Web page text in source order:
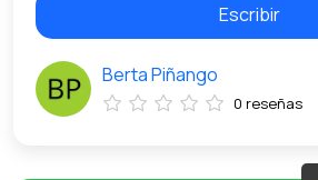
Escribir
Berta Piñango
0 reseñas